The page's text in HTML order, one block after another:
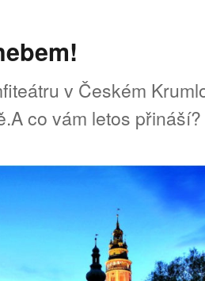
v Českém
co vám letos přináší?